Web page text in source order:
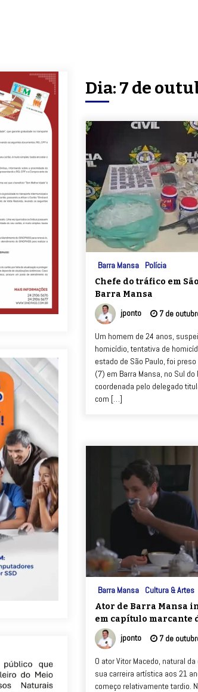
Dia: 7 de
Barra Mansa Polícia
Chefe do tráfico em
Barra Mansa
jponto 7 de
Um homem de 24 anos,
homicídio, tentativa de
estado de São Paulo, foi
(7) em Barra Mansa, no Sul do
coordenada pelo delegado
com […]
Barra Mansa Cultura & Artes
Ator de Barra Mansa
em capítulo marcante
jponto 7 de
O ator Vitor Macedo, natural
sua carreira artística aos 21
começo relativamente tardio.